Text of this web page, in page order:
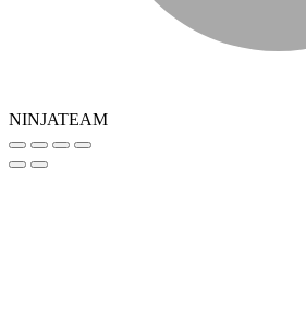
NINJATEAM